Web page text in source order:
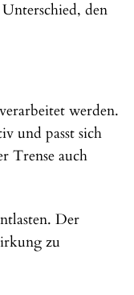
den
werden.
und passt sich
Trense auch
Der
zu